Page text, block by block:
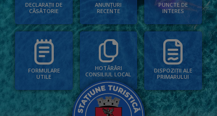
DECLARAȚII DE
CĂSĂTORIE
ANUNȚURI
RECENTE
PUNCTE DE
INTERES
FORMULARE
UTILE
HOTĂRÂRI
CONSILIUL LOCAL
DISPOZIȚII ALE
PRIMARULUI